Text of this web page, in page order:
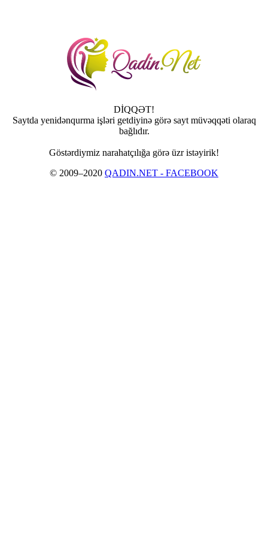
DİQQƏT!
Saytda yenidənqurma işləri getdiyinə görə sayt müvəqqəti olaraq
bağlıdır.
Göstərdiymiz narahatçılığa görə üzr istəyirik!
© 2009–2020 QADIN.NET - FACEBOOK